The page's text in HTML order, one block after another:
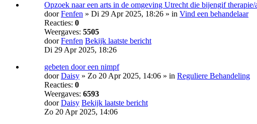
Opzoek naar een arts in de omgeving Utrecht die bijengif therapie/
doorFenfen » Di 29 Apr 2025, 18:26 » in Vind een behandelaar
Reacties: 0
Weergaves: 5505
doorFenfen Bekijk laatste bericht
Di 29 Apr 2025, 18:26
gebeten door een nimpf
doorDaisy » Zo 20 Apr 2025, 14:06 » in Reguliere Behandeling
Reacties: 0
Weergaves: 6593
doorDaisy Bekijk laatste bericht
Zo 20 Apr 2025, 14:06